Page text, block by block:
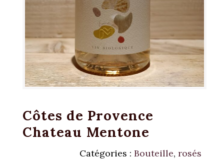
Côtes de Provence
Chateau Mentone
Catégories : Bouteille, rosés